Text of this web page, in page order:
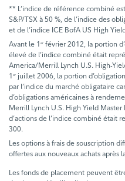
** L’indice de référence combiné
S&P/TSX à 50 %, de l’indice des
et de l’indice ICE BofA US High
Avant le 1 er février 2012, la portion
élevé de l’indice combiné était
America/Merrill Lynch U.S. High-
1 er juillet 2006, la portion
par l’indice du marché obligataire
d’obligations américaines à
Merrill Lynch U.S. High Yield Master
d’actions de l’indice combiné était
300.
Les options à frais de souscription
offertes aux nouveaux achats après
Les fonds de placement peuvent